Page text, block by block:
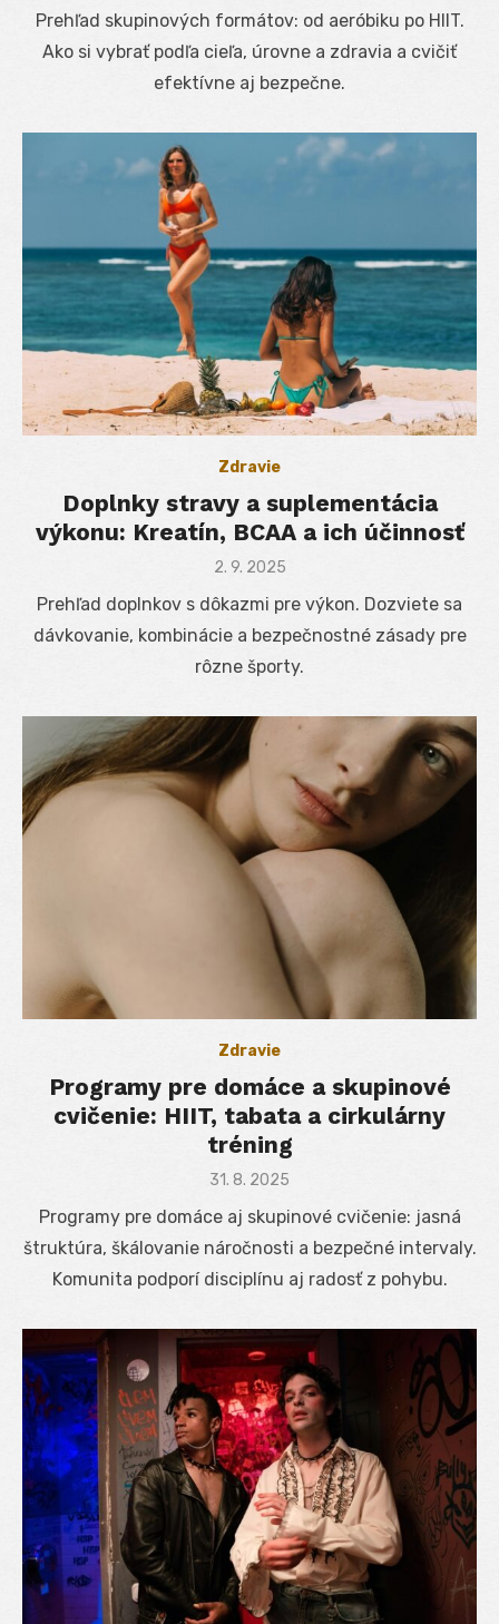
Prehľad skupinových formátov: od aeróbiku po HIIT.
Ako si vybrať podľa cieľa, úrovne a zdravia a cvičiť
efektívne aj bezpečne.
Zdravie
Doplnky stravy a suplementácia
výkonu: Kreatín, BCAA a ich účinnosť
Posted
2. 9. 2025
Prehľad doplnkov s dôkazmi pre výkon. Dozviete sa
dávkovanie, kombinácie a bezpečnostné zásady pre
rôzne športy.
Zdravie
Programy pre domáce a skupinové
cvičenie: HIIT, tabata a cirkulárny
tréning
Posted
31. 8. 2025
Programy pre domáce aj skupinové cvičenie: jasná
štruktúra, škálovanie náročnosti a bezpečné intervaly.
Komunita podporí disciplínu aj radosť z pohybu.